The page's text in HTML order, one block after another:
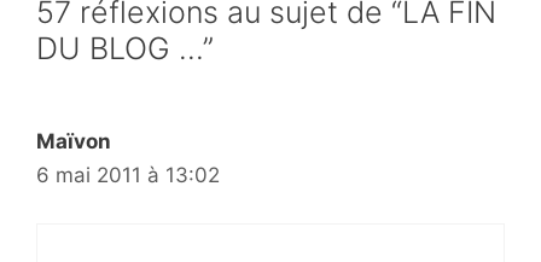
57 réflexions au sujet de “LA FIN
DU BLOG …”
Maïvon
6 mai 2011 à 13:02